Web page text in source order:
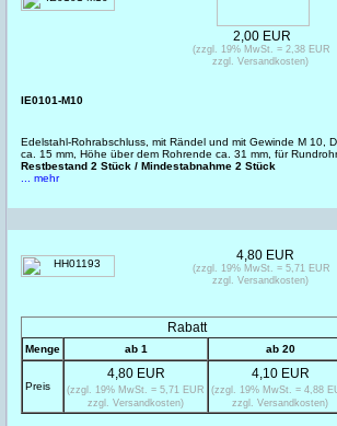
IE0101-M10
Edelstahl-Rohrabschluss, mit Rändel und mit Gewinde M 10,
ca. 15 mm, Höhe über dem Rohrende ca. 31 mm, für
Restbestand 2 Stück / Mindestabnahme 2 Stück
... mehr
2,00 EUR
(zzgl. 19% MwSt. = 2,38 EUR
zzgl. Versandkosten)
Rabatt
Menge ab 1 ab 20
Preis
4,80 EUR
(zzgl. 19% MwSt. = 5,71 EUR
zzgl. Versandkosten)
4,10 EUR
(zzgl. 19% MwSt. = 4,88
zzgl. Versandkosten)
4,80 EUR
(zzgl. 19% MwSt. = 5,71 EUR
zzgl. Versandkosten)